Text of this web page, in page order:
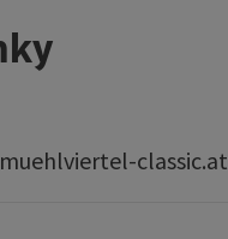
muehlviertel-classic.at